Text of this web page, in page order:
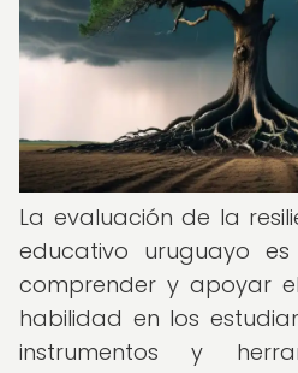
La evaluación de la
educativo uruguayo
comprender y apoyar
habilidad en los
instrumentos y